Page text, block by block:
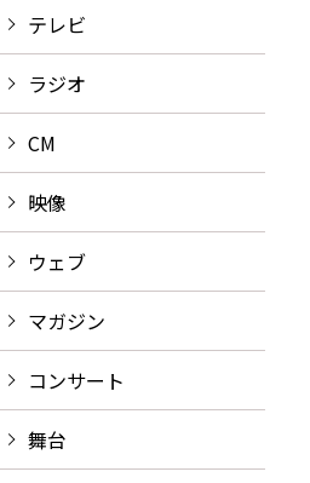
テレビ
ラジオ
CM
映像
ウェブ
マガジン
コンサート
舞台